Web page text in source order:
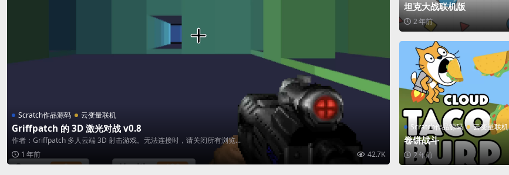
Scratch作品源码 云变量联机
Griffpatch 的 3D 激光对战 v0.8
作者：Griffpatch 多人云端 3D 射击游戏。无法连接时，请关闭所有浏览...
1 年前
42.7K
坦克大战联机版
2 年前
Scratch作品源码 云变量联机
卷饼战斗
2 年前